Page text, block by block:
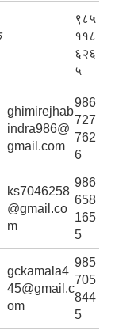
९८५
११८
६२६
५
ghimirejhab
indra986@
gmail.com
986
727
762
6
ks7046258
@gmail.co
m
986
658
165
5
gckamala4
45@gmail.c
om
985
705
844
5